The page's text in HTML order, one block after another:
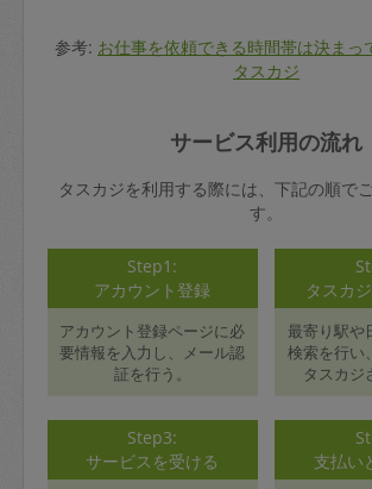
参考: お仕事を依頼できる時間帯は決まっ
タスカジ
サービス利用の流れ
タスカジを利用する際には、下記の順で
す。
Step1:
アカウント登録
アカウント登録ページに必
要情報を入力し、メール認
証を行う。
タスカ
最寄り駅や
検索を行い
タスカジ
Step3:
サービスを受ける
支払い